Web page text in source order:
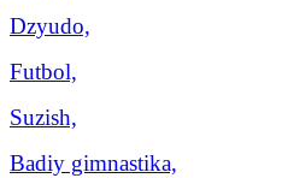
Dzyudo,
Futbol,
Suzish,
Badiy gimnastika,